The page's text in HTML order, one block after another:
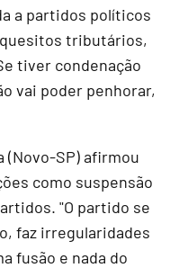
a partidos políticos
tributários,
tiver condenação
vai poder penhorar,
(Novo-SP) afirmou
como suspensão
"O partido se
faz irregularidades
fusão e nada do